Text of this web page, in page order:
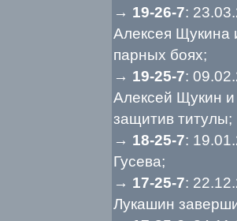
→ 19-26-7:
Алексея
парных боях;
→ 19-25-7:
Алексей Щукин
защитив титулы;
→ 18-25-7:
Гусева;
→ 17-25-7:
Лукашин